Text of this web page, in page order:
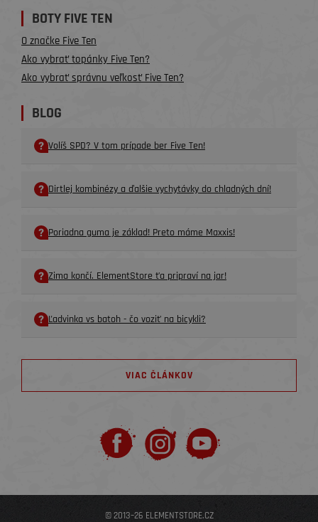
BOTY FIVE TEN
O značke Five Ten
Ako vybrať topánky Five Ten?
Ako vybrať správnu veľkosť Five Ten?
BLOG
Volíš SPD? V tom prípade ber Five Ten!
Dirtlej kombinézy a ďalšie vychytávky do chladných dní!
Poriadna guma je základ! Preto máme Maxxis!
Zima končí. ElementStore ťa pripraví na jar!
Ľadvinka vs batoh - čo voziť na bicykli?
VIAC ČLÁNKOV
© 2013–26 ELEMENTSTORE.CZ